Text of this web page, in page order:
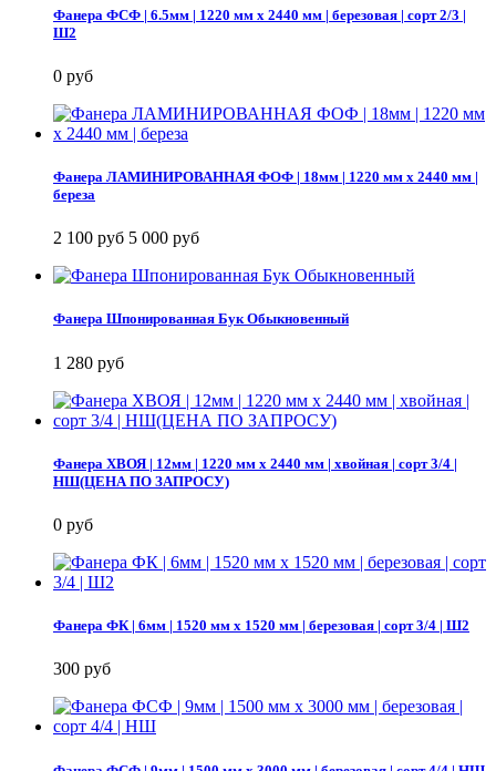
Фанера ФСФ | 6.5мм | 1220 мм х 2440 мм | березовая | сорт 2/3 |
Ш2
0 руб
Фанера ЛАМИНИРОВАННАЯ ФОФ | 18мм | 1220 мм х 2440 мм |
береза
2 100 руб 5 000 руб
Фанера Шпонированная Бук Обыкновенный
1 280 руб
Фанера ХВОЯ | 12мм | 1220 мм х 2440 мм | хвойная | сорт 3/4 |
НШ(ЦЕНА ПО ЗАПРОСУ)
0 руб
Фанера ФК | 6мм | 1520 мм х 1520 мм | березовая | сорт 3/4 | Ш2
300 руб